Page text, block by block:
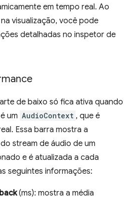
em tempo real. Ao
visualização, você pode
detalhadas no inspetor de
de baixo só fica ativa quando
é um AudioContext , que é
Essa barra mostra a
stream de áudio de um
e é atualizada a cada
seguintes informações:
(ms): mostra a média